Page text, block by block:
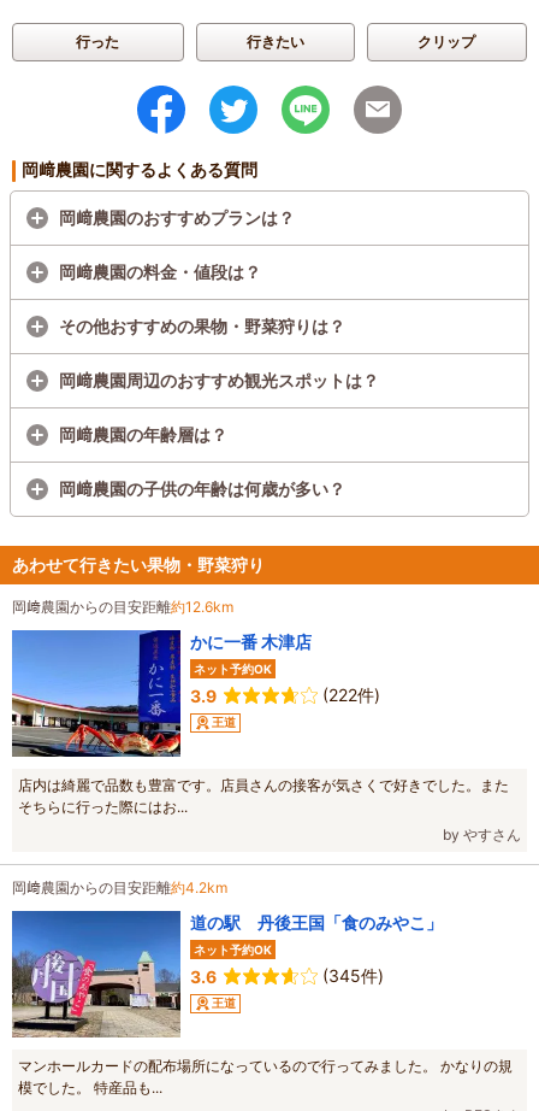
行った 行きたい クリップ
岡﨑農園に関するよくある質問
岡﨑農園のおすすめプランは？
岡﨑農園の料金・値段は？
その他おすすめの果物・野菜狩りは？
岡﨑農園周辺のおすすめ観光スポットは？
岡﨑農園の年齢層は？
岡﨑農園の子供の年齢は何歳が多い？
あわせて行きたい果物・野菜狩り
岡﨑農園からの目安距離約12.6km
かに一番 木津店
ネット予約OK
3.9 (222件)
王道
店内は綺麗で品数も豊富です。店員さんの接客が気さくで好きでした。また
そちらに行った際にはお...
by やすさん
岡﨑農園からの目安距離約4.2km
道の駅 丹後王国「食のみやこ」
ネット予約OK
3.6 (345件)
王道
マンホールカードの配布場所になっているので行ってみました。 かなりの規
模でした。 特産品も...